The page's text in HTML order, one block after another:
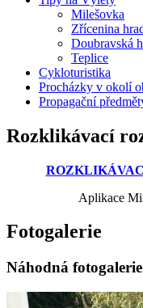
Milešovka
Zřícenina
Doubravská
Teplice
Cykloturistika
Procházky v okolí
Propagační
Rozklikávací
Aplikace
Fotogalerie
Náhodná fotogalerie